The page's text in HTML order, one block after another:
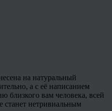
на натуральный
а с её написанием
близкого вам человека, всей
станет нетривиальным